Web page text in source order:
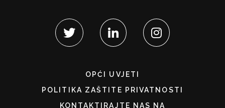
OPĆI UVJETI
POLITIKA ZAŠTITE PRIVATNOSTI
KONTAKTIRAJTE NAS NA